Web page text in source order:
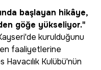
başlayan hikâye,
göğe yükseliyor."
kurulduğunu
faaliyetlerine
Havacılık Kulübü'nün